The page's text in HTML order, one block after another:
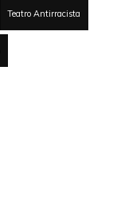
Teatro Antirracista